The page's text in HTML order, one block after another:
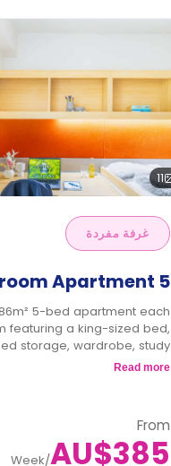
11
غرفة مفردة
5 Bedroom Apartment
5-bed apartment each
featuring a king-sized bed,
storage, wardrobe, study
built-in shelves, a shared
Male only.
Read more
From
AU$385
/
Week